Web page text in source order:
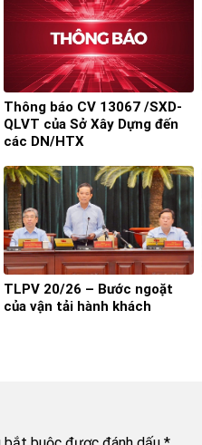
Thông báo CV 13067 /SXD-
QLVT của Sở Xây Dựng đến
các DN/HTX
TLPV 20/26 – Bước ngoặt
của vận tải hành khách